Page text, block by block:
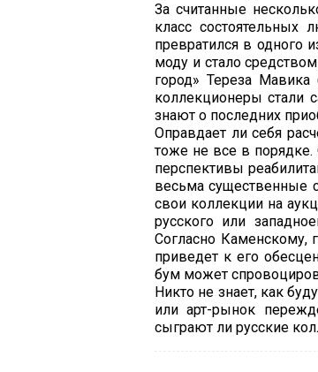
За считанные
класс
превратился в одного
моду и стало
город» Тереза
коллекционеры стали
знают о последних
Оправдает ли себя
тоже не все в порядке.
перспективы
весьма существенные
свои коллекции на
русского или
Согласно Каменскому,
приведет к его
бум может
Никто не знает, как
или арт-рынок
сыграют ли русские